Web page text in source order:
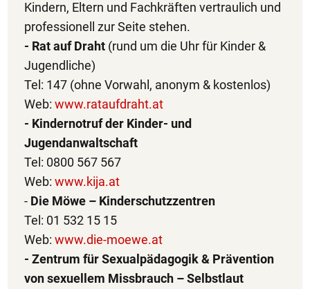
Kindern, Eltern und Fachkräften vertraulich und
professionell zur Seite stehen.
- Rat auf Draht (rund um die Uhr für Kinder &
Jugendliche)
Tel: 147 (ohne Vorwahl, anonym & kostenlos)
Web: www.rataufdraht.at
- Kindernotruf der Kinder- und
Jugendanwaltschaft
Tel: 0800 567 567
Web: www.kija.at
- Die Möwe – Kinderschutzzentren
Tel: 01 532 15 15
Web: www.die-moewe.at
- Zentrum für Sexualpädagogik & Prävention
von sexuellem Missbrauch – Selbstlaut